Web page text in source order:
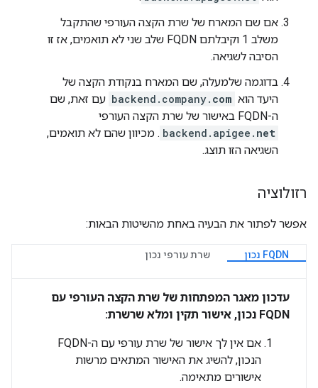
אם שם המארח של שרת הקצה העורפי שהתקבל
משלב 1 וקיבלתם FQDN שלב שני לא תואמים, אז זו
הסיבה לשגיאה.
בדוגמה שלמעלה, שם המארח בנקודת הקצה של
היעד הוא
backend.company. com
עם זאת, שם
ה-FQDN באישור של שרת הקצה העורפי
backend.apigee. net
. מכיוון שהם לא תואמים,
השגיאה הזו תוצג.
רזולוציה
אפשר לפתור את הבעיה באחת מהשיטות הבאות:
FQDN נכון שרת עורפי נכון
עדכון מאגר המפתחות של שרת הקצה העורפי עם
FQDN נכון, אישור תקין ומלא שרשרת:
אם אין לך אישור של שרת עורפי עם ה-FQDN
הנכון, להשיג את האישור המתאים מרשות
אישורים מתאימה.